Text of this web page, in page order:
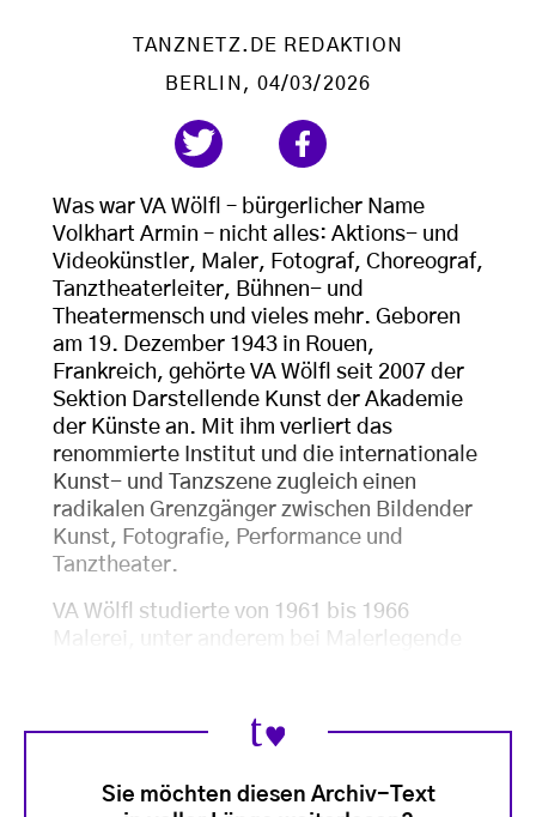
TANZNETZ.DE REDAKTION
BERLIN , 04/03/2026
Was war VA Wölfl – bürgerlicher Name
Volkhart Armin – nicht alles: Aktions- und
Videokünstler, Maler, Fotograf, Choreograf,
Tanztheaterleiter, Bühnen- und
Theatermensch und vieles mehr. Geboren
am 19. Dezember 1943 in Rouen,
Frankreich, gehörte VA Wölfl seit 2007 der
Sektion Darstellende Kunst der Akademie
der Künste an. Mit ihm verliert das
renommierte Institut und die internationale
Kunst- und Tanzszene zugleich einen
radikalen Grenzgänger zwischen Bildender
Kunst, Fotografie, Performance und
Tanztheater.
VA Wölfl studierte von 1961 bis 1966
Malerei, unter anderem bei Malerlegende
Sie möchten diesen Archiv-Text